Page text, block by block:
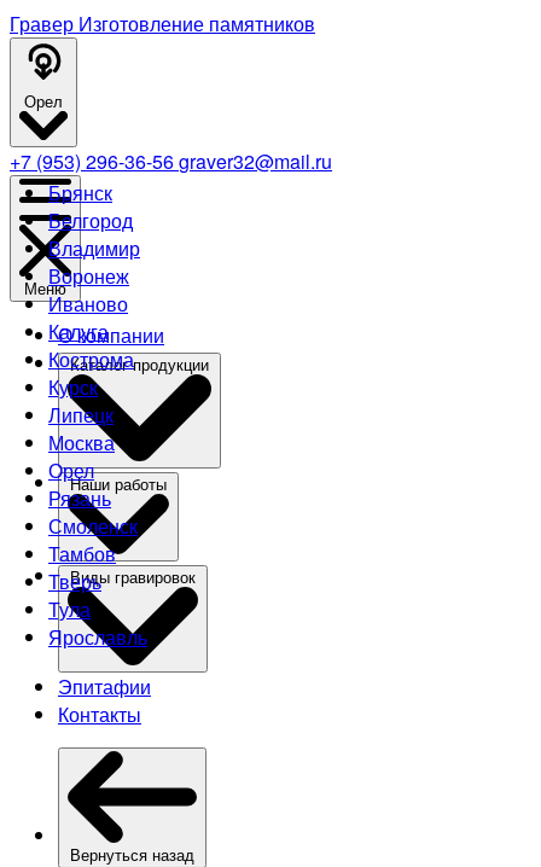
Гравер Изготовление памятников
Орел
Брянск
Белгород
Владимир
Воронеж
Иваново
Калуга
Кострома
Курск
Липецк
Москва
Орел
Рязань
Смоленск
Тамбов
Тверь
Тула
Ярославль
+7 (953) 296-36-56graver32@mail.ru
Меню
О компании
Эпитафии
Контакты
Вернуться назад